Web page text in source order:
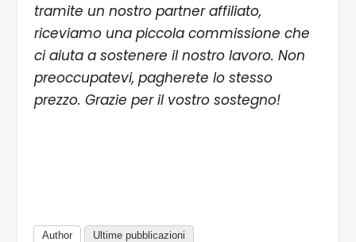
tramite un nostro partner affiliato,
riceviamo una piccola commissione che
ci aiuta a sostenere il nostro lavoro. Non
preoccupatevi, pagherete lo stesso
prezzo. Grazie per il vostro sostegno!
Author Ultime pubblicazioni